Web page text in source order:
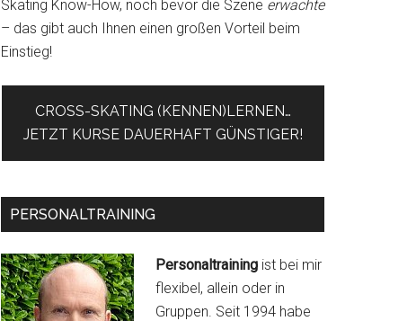
Skating Know-How, noch bevor die Szene erwachte
– das gibt auch Ihnen einen großen Vorteil beim
Einstieg!
CROSS-SKATING (KENNEN)LERNEN…
JETZT KURSE DAUERHAFT GÜNSTIGER!
PERSONALTRAINING
Personaltraining ist bei mir
flexibel, allein oder in
Gruppen. Seit 1994 habe